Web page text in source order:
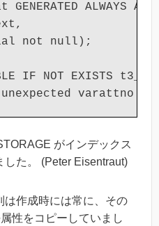
GENERATED ALWAYS AS
not null);
IF NOT EXISTS
がインデックス
た。 (Peter Eisentraut)
は作成時には常に、その
性をコピーしていまし